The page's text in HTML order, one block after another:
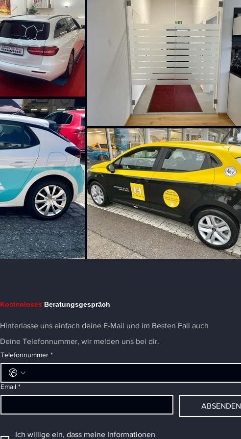
Kostenloses Beratungsgespräch
Hinterlasse uns einfach deine E-Mail und im Besten Fall auch
Deine Telefonnummer, wir melden uns bei dir.
Telefonnummer *
Email *
ABSENDEN
Ich willige ein, dass meine Informationen